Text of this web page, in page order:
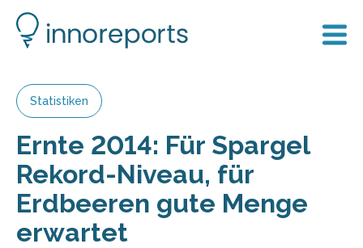
Statistiken
Ernte 2014: Für Spargel
Rekord-Niveau, für
Erdbeeren gute Menge
erwartet